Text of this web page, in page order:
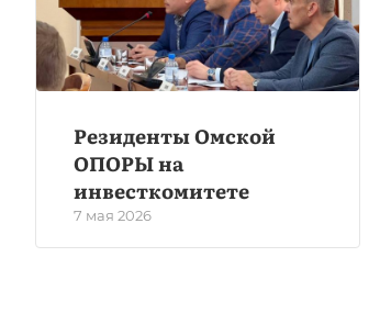
Резиденты Омской
ОПОРЫ на
инвесткомитете
7 мая 2026